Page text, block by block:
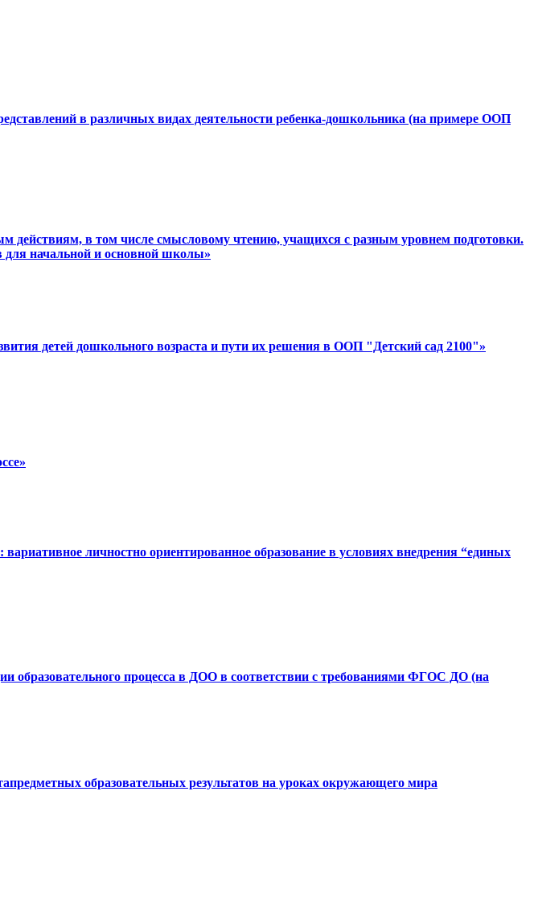
в различных видах деятельности ребенка-дошкольника (на примере ООП
действиям, в том числе смысловому чтению, учащихся с разным уровнем подготовки.
начальной и основной школы»
детей дошкольного возраста и пути их решения в ООП "Детский сад 2100"»
личностно ориентированное образование в условиях внедрения “единых
образовательного процесса в ДОО в соответствии с требованиями ФГОС ДО (на
образовательных результатов на уроках окружающего мира